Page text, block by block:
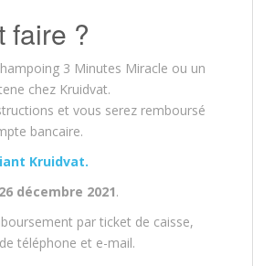
faire ?
3 Minutes Miracle ou un
chez Kruidvat.
et vous serez remboursé
bancaire.
Kruidvat.
26 décembre 2021.
par ticket de caisse,
téléphone et e-mail.